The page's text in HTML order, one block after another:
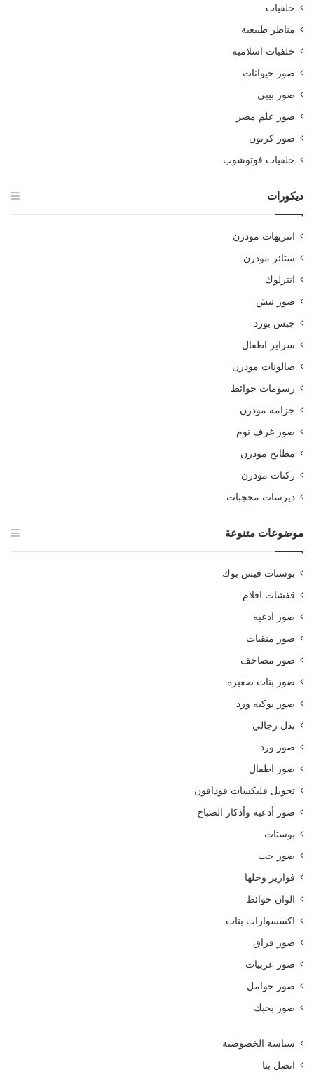
خلفيات
مناظر طبيعية
خلفيات اسلامية
صور حيوانات
صور بيبي
صور علم مصر
صور كرتون
خلفيات فوتوشوب
ديكورات
انتريهات مودرن
ستائر مودرن
انترلوك
صور نيش
جبس بورد
سراير اطفال
صالونات مودرن
رسومات حوائط
جزامة مودرن
صور غرف نوم
مطابخ مودرن
ركنات مودرن
ديرسات محجبات
موضوعات متنوعة
بوستات فيس بوك
قفشات افلام
صور ادعيه
صور منقبات
صور مصاحف
صور بنات صغيره
صور بوكيه ورد
بدل رجالي
صور ورد
صور اطفال
تحويل فليكسات فودافون
صور أدعية وأذكار الصباح
بوستات
صور حب
فوازير وحلها
الوان حوائط
اكسسوارات بنات
صور فراق
صور عربيات
صور حوامل
صور بحبك
سياسة الخصوصية
اتصل بنا